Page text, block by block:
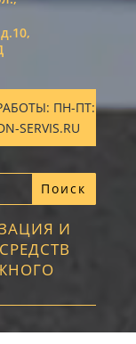
ПН-ПТ:
SERVIS.RU
И